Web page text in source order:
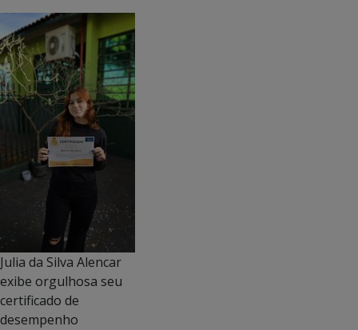
Julia da Silva Alencar
exibe orgulhosa seu
certificado de
desempenho